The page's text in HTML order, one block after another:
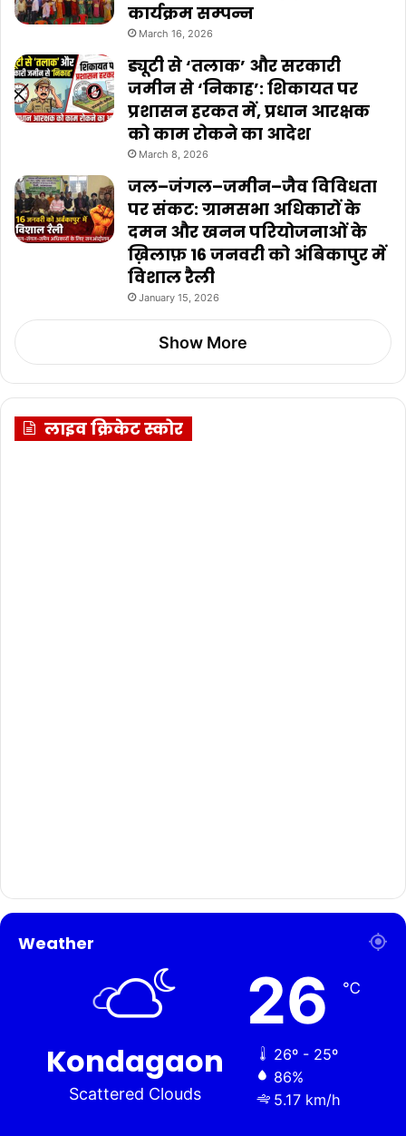
कार्यक्रम सम्पन्न
March 16, 2026
ड्यूटी से ‘तलाक’ और सरकारी
जमीन से ‘निकाह’: शिकायत पर
प्रशासन हरकत में, प्रधान आरक्षक
को काम रोकने का आदेश
March 8, 2026
जल–जंगल–जमीन–जैव विविधता
पर संकट: ग्रामसभा अधिकारों के
दमन और खनन परियोजनाओं के
ख़िलाफ़ 16 जनवरी को अंबिकापुर में
विशाल रैली
January 15, 2026
Show More
लाइव क्रिकेट स्कोर
Weather
Kondagaon
Scattered Clouds
26 ℃
26º - 25º
86%
5.17 km/h